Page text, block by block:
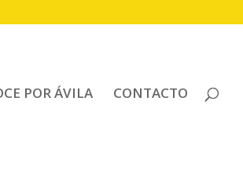
POR ÁVILA CONTACTO